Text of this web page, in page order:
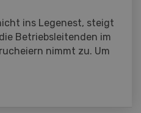
ins Legenest, steigt
Betriebsleitenden im
nimmt zu. Um